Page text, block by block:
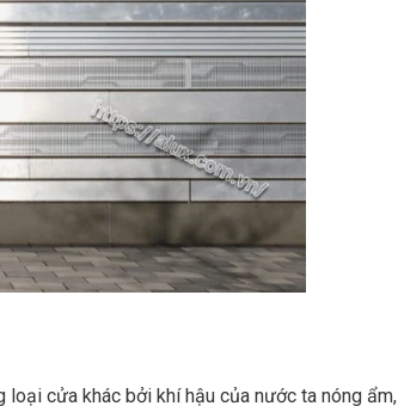
cửa khác bởi khí hậu của nước ta nóng ẩm,